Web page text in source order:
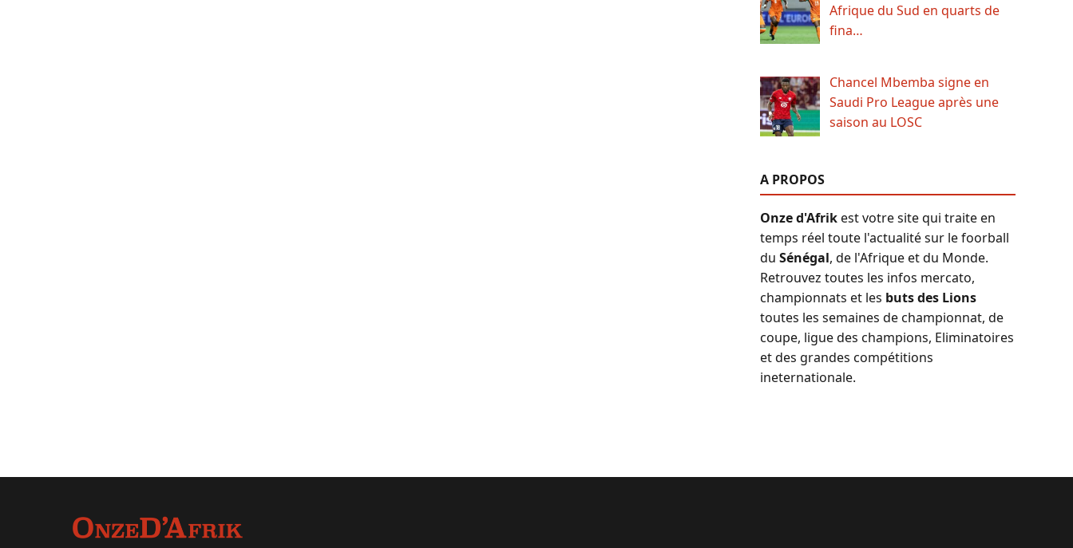
Afrique du Sud en quarts de
fina…
Chancel Mbemba signe en
Saudi Pro League après une
saison au LOSC
A PROPOS
Onze d'Afrikest votre site qui traite en
temps réel toute l'actualité sur le foorball
du Sénégal, de l'Afrique et du Monde.
Retrouvez toutes les infos mercato,
championnats et les buts des Lions
toutes les semaines de championnat, de
coupe, ligue des champions, Eliminatoires
et des grandes compétitions
ineternationale.